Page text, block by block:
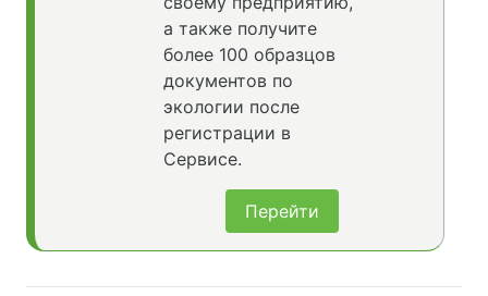
а также получите
более 100 образцов
документов по
экологии после
регистрации в
Сервисе.
Перейти